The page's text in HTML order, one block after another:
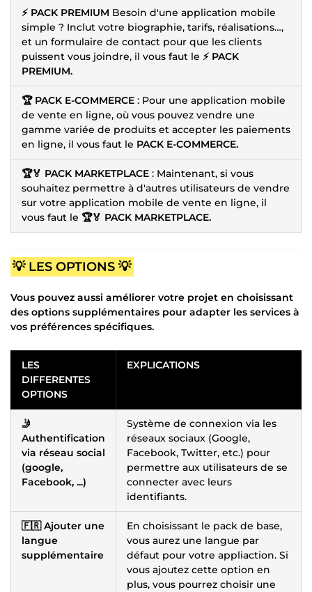
⚡ PACK PREMIUM Besoin d'une application mobile
simple ? Inclut votre biographie, tarifs, réalisations…,
et un formulaire de contact pour que les clients
puissent vous joindre, il vous faut le ⚡ PACK
PREMIUM.
🏆 PACK E-COMMERCE : Pour une application mobile
de vente en ligne, où vous pouvez vendre une
gamme variée de produits et accepter les paiements
en ligne, il vous faut le PACK E-COMMERCE.
🏆🏅 PACK MARKETPLACE : Maintenant, si vous
souhaitez permettre à d'autres utilisateurs de vendre
sur votre application mobile de vente en ligne, il
vous faut le 🏆🏅 PACK MARKETPLACE.
💡 LES OPTIONS 💡
Vous pouvez aussi améliorer votre projet en choisissant
des options supplémentaires pour adapter les services à
vos préférences spécifiques.
LES
DIFFERENTES
OPTIONS
EXPLICATIONS
🤳
Authentification
via réseau social
(google,
Facebook, ...)
Système de connexion via les
réseaux sociaux (Google,
Facebook, Twitter, etc.) pour
permettre aux utilisateurs de se
connecter avec leurs
identifiants.
🇫🇷 Ajouter une
langue
supplémentaire
En choisissant le pack de base,
vous aurez une langue par
défaut pour votre appliaction. Si
vous ajoutez cette option en
plus, vous pourrez choisir une